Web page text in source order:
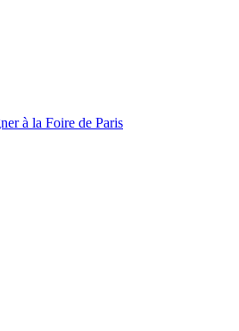
à la Foire de Paris